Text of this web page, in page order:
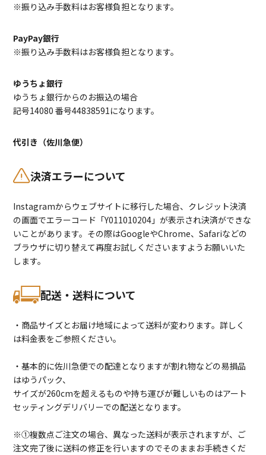
※振り込み手数料はお客様負担となります。
PayPay銀行
※振り込み手数料はお客様負担となります。
ゆうちょ銀行
ゆうちょ銀行からのお振込の場合
記号14080 番号44838591になります。
代引き（佐川急便）
決済エラーについて
Instagramからウェブサイトに移行した場合、クレジット決済
の画面でエラーコード「Y011010204」が表示され決済ができな
いことがあります。その際はGoogleやChrome、Safariなどの
ブラウザに切り替えて再度お試しくださいますようお願いいた
します。
配送・送料について
・商品サイズとお届け地域によって送料が変わります。詳しく
は料金表をご参照ください。
・基本的に佐川急便での配達となりますが割れ物などの易損品
はゆうパック、
サイズが260cmを超えるものや持ち運びが難しいものはアート
セッティングデリバリーでの配送となります。
※①複数点ご注文の場合、異なった送料が表示されますが、ご
注文完了後に送料の修正を行いますのでそのままお手続きくだ